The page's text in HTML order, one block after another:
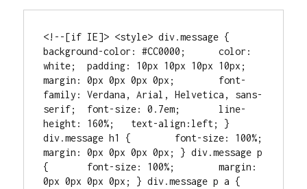
<!--[if IE]> <style> div.message {
background-color: #CC0000; 	color:
white; 	padding: 10px 10px 10px 10px;
margin: 0px 0px 0px 0px; 	font-
family: Verdana, Arial, Helvetica, sans-
serif; 	font-size: 0.7em; 	line-
height: 160%; 	text-align:left; }
div.message h1 { 	font-size: 100%;
margin: 0px 0px 0px 0px; } div.message p
{ 	font-size: 100%; 	margin:
0px 0px 0px 0px; } div.message p a {